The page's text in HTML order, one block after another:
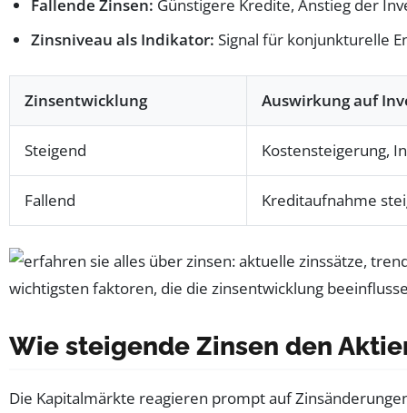
Fallende Zinsen: Günstigere Kredite, Anstieg der
Zinsniveau als Indikator: Signal für konjunkturelle
Zinsentwicklung Auswirkung auf
Steigend Kostensteigerung,
Fallend Kreditaufnahme
Wie steigende Zinsen den
Die Kapitalmärkte reagieren prompt auf